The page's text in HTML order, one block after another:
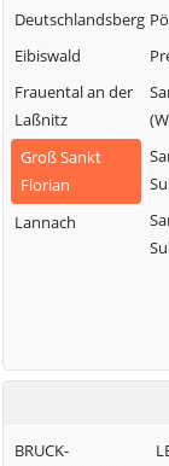
Deutschlandsberg
Eibiswald
Frauental an der
Laßnitz
Groß Sankt
Florian
Lannach
BRUCK-